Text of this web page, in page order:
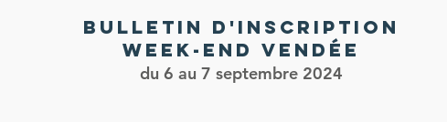
BULLETIN D'INSCRIPTION
Week-end Vendée
du 6 au 7 septembre 2024